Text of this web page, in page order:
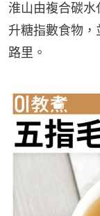
淮山由複合碳
升糖指數食物，
路里。